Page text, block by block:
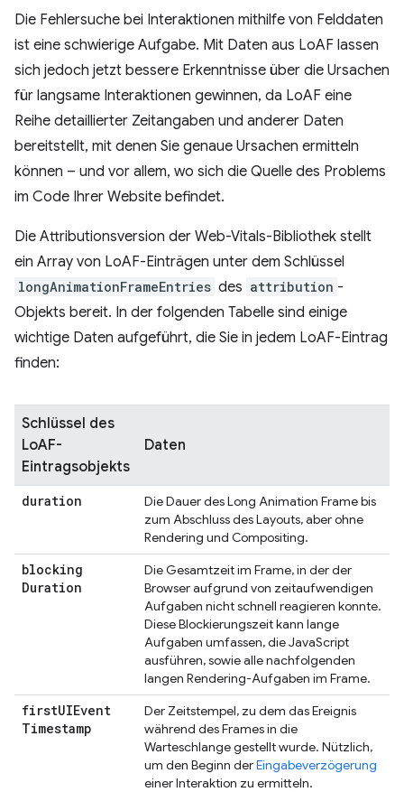
Die Fehlersuche bei Interaktionen mithilfe von Felddaten
ist eine schwierige Aufgabe. Mit Daten aus LoAF lassen
sich jedoch jetzt bessere Erkenntnisse über die Ursachen
für langsame Interaktionen gewinnen, da LoAF eine
Reihe detaillierter Zeitangaben und anderer Daten
bereitstellt, mit denen Sie genaue Ursachen ermitteln
können – und vor allem, wo sich die Quelle des Problems
im Code Ihrer Website befindet.
Die Attributionsversion der Web-Vitals-Bibliothek stellt
ein Array von LoAF-Einträgen unter dem Schlüssel
longAnimationFrameEntries des attribution -
Objekts bereit. In der folgenden Tabelle sind einige
wichtige Daten aufgeführt, die Sie in jedem LoAF-Eintrag
finden:
Schlüssel des
LoAF-
Eintragsobjekts
Daten
duration
Die Dauer des Long Animation Frame bis
zum Abschluss des Layouts, aber ohne
Rendering und Compositing.
blocking
Duration
Die Gesamtzeit im Frame, in der der
Browser aufgrund von zeitaufwendigen
Aufgaben nicht schnell reagieren konnte.
Diese Blockierungszeit kann lange
Aufgaben umfassen, die JavaScript
ausführen, sowie alle nachfolgenden
langen Rendering-Aufgaben im Frame.
firstUIEvent
Timestamp
Der Zeitstempel, zu dem das Ereignis
während des Frames in die
Warteschlange gestellt wurde. Nützlich,
um den Beginn derEingabeverzögerung
einer Interaktion zu ermitteln.